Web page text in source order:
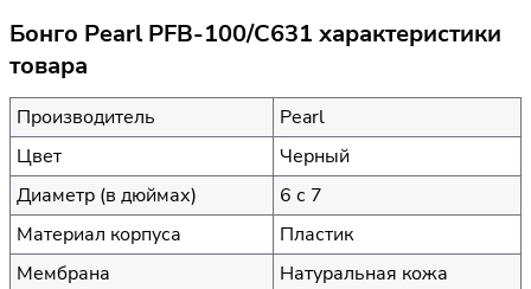
Бонго Pearl PFB-100/C631 характеристики
товара
Производитель
Pearl
Цвет
Черный
Диаметр (в дюймах)
6 с 7
Материал корпуса
Пластик
Мембрана
Натуральная кожа